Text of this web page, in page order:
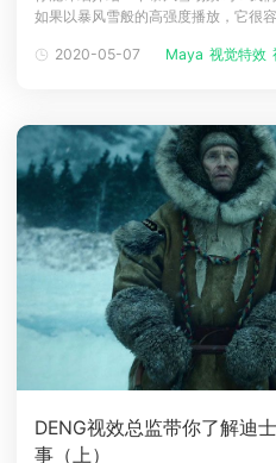
如果以暴风雪般的高强度播放，它很
现出广阔的风景，从而对比出人和狗
2020-05-07 Maya 视觉特效
DENG视效总监带你了解迪
事（上）